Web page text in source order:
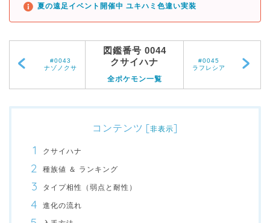
夏の遠足イベント開催中 ユキハミ色違い実装
#0043
ナゾノクサ
図鑑番号 0044
クサイハナ
全ポケモン一覧
#0045
ラフレシア
コンテンツ [非表示]
クサイハナ
種族値 ＆ ランキング
タイプ相性（弱点と耐性）
進化の流れ